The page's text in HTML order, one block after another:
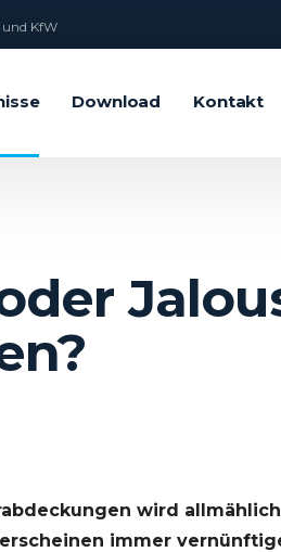
KfW
Download Kontakt
wird
immer